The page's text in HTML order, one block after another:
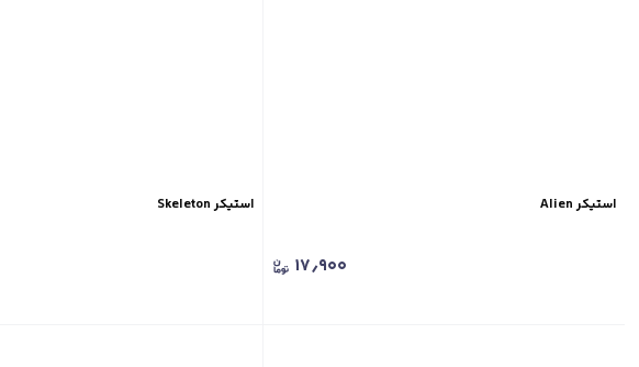
استیکر Alien
۱۷٫۹۰۰
استیکر Skeleton